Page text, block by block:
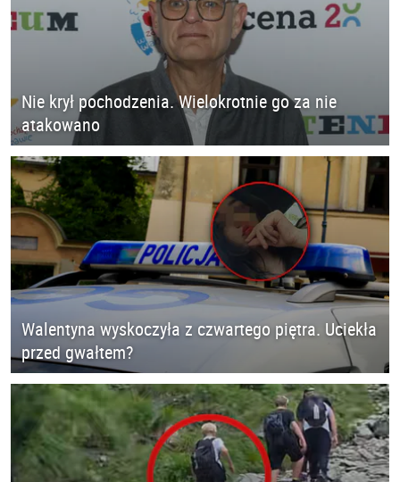
Nie krył pochodzenia. Wielokrotnie go za nie
atakowano
Walentyna wyskoczyła z czwartego piętra. Uciekła
przed gwałtem?